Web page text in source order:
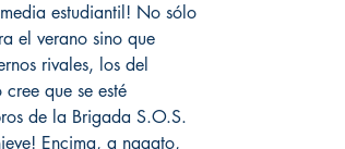
estudiantil! No sólo
el verano sino que
rivales, los del
que se esté
de la Brigada S.O.S.
Encima, a nagato,